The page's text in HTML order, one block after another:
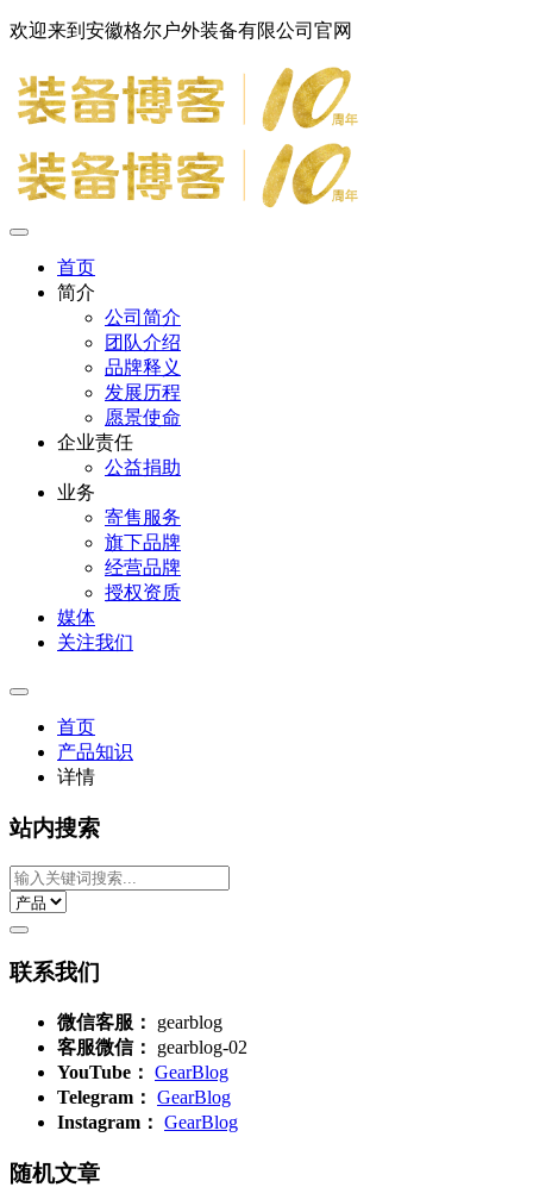
欢迎来到安徽格尔户外装备有限公司官网
首页
简介
公司简介
团队介绍
品牌释义
发展历程
愿景使命
企业责任
公益捐助
业务
寄售服务
旗下品牌
经营品牌
授权资质
媒体
关注我们
首页
产品知识
详情
站内搜索
联系我们
微信客服：
gearblog
客服微信：
gearblog-02
YouTube： GearBlog
Telegram： GearBlog
Instagram： GearBlog
随机文章